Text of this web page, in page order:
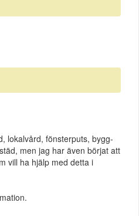
lokalvård, fönsterputs, bygg-
men jag har även börjat att
vill ha hjälp med detta i